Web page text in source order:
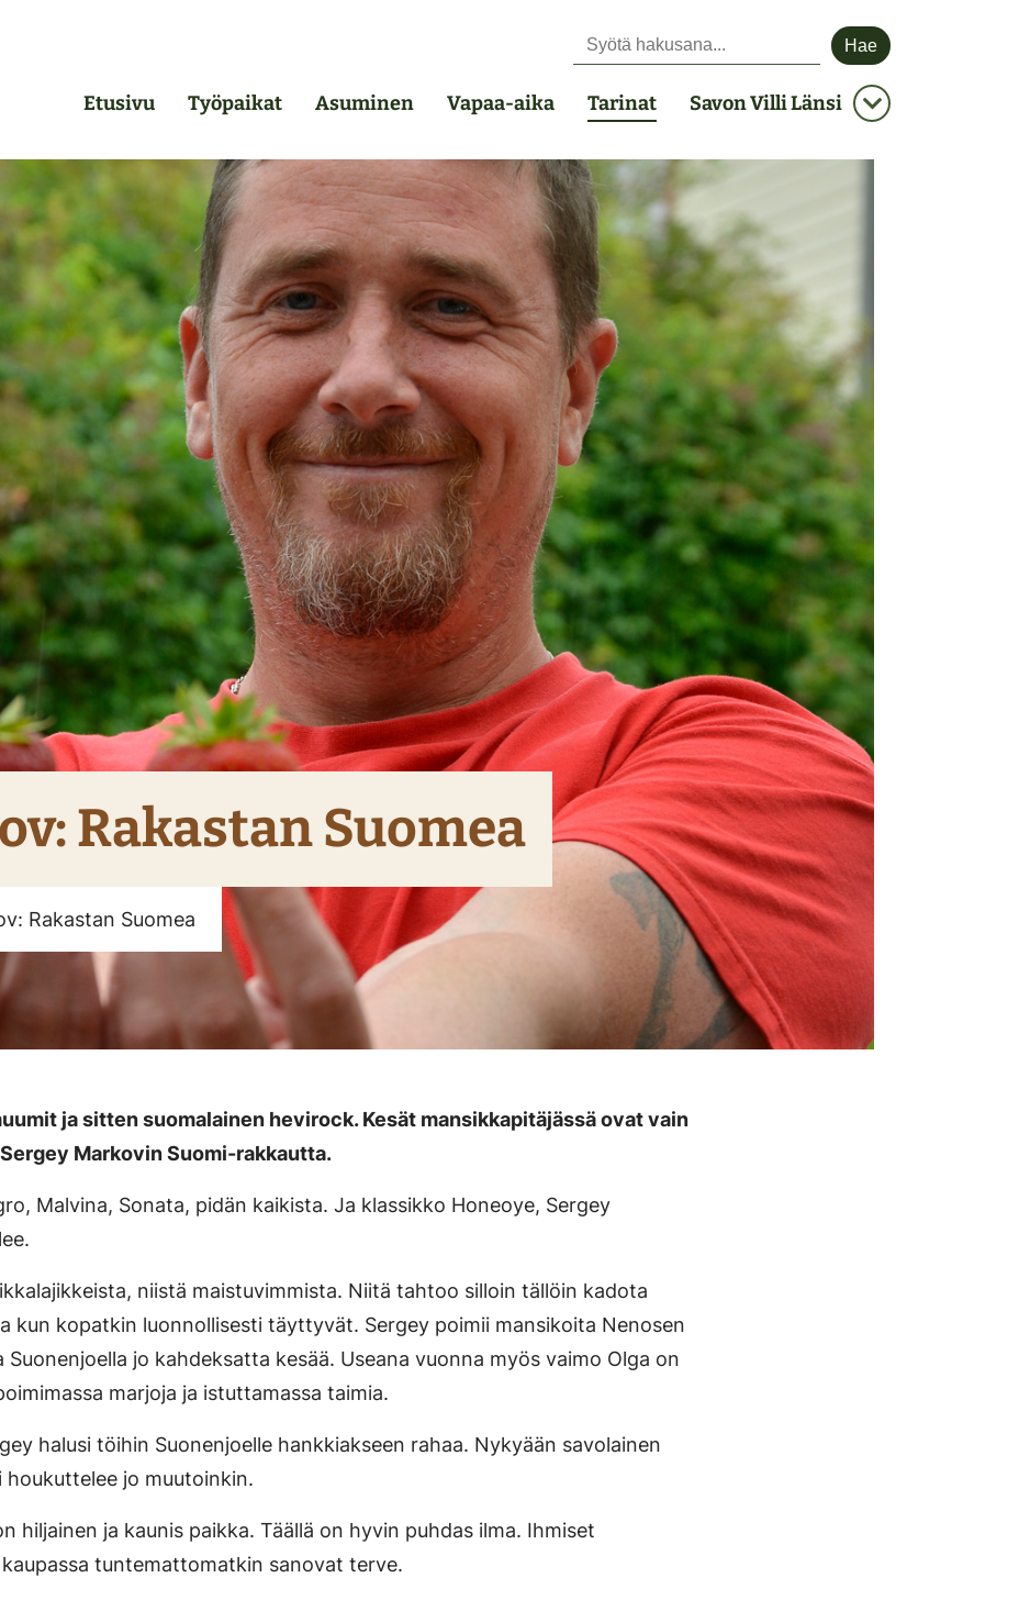
Hae sivustolta:
Etusivu Työpaikat Asuminen Vapaa-aika Tarinat Savon Villi Länsi Avaa
Rakastan Suomea
Rakastan Suomea
ja sitten suomalainen hevirock. Kesät mansikkapitäjässä ovat vain
Markovin Suomi-rakkautta.
Malvina, Sonata, pidän kaikista. Ja klassikko Honeoye, Sergey
niistä maistuvimmista. Niitä tahtoo silloin tällöin kadota
kun kopatkin luonnollisesti täyttyvät. Sergey poimii mansikoita Nenosen
Suonenjoella jo kahdeksatta kesää. Useana vuonna myös vaimo Olga on
marjoja ja istuttamassa taimia.
halusi töihin Suonenjoelle hankkiakseen rahaa. Nykyään savolainen
houkuttelee jo muutoinkin.
hiljainen ja kaunis paikka. Täällä on hyvin puhdas ilma. Ihmiset
tuntemattomatkin sanovat terve.